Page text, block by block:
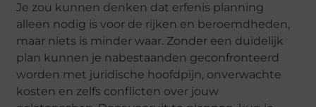
Je zou kunnen denken dat erfenis planning
alleen nodig is voor de rijken en beroemdheden,
maar niets is minder waar. Zonder een duidelijk
plan kunnen je nabestaanden geconfronteerd
worden met juridische hoofdpijn, onverwachte
kosten en zelfs conflicten over jouw